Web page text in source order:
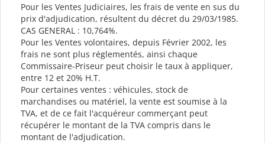
Pour les Ventes Judiciaires, les frais de vente en sus du
prix d'adjudication, résultent du décret du 29/03/1985.
CAS GENERAL : 10,764%.
Pour les Ventes volontaires, depuis Février 2002, les
frais ne sont plus réglementés, ainsi chaque
Commissaire-Priseur peut choisir le taux à appliquer,
entre 12 et 20% H.T.
Pour certaines ventes : véhicules, stock de
marchandises ou matériel, la vente est soumise à la
TVA, et de ce fait l'acquéreur commerçant peut
récupérer le montant de la TVA compris dans le
montant de l'adjudication.